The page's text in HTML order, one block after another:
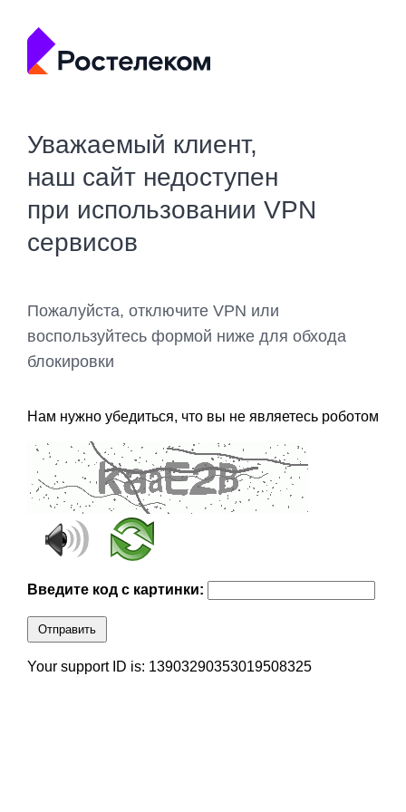
Уважаемый клиент,
наш сайт недоступен
при использовании VPN
сервисов
Пожалуйста, отключите VPN или
воспользуйтесь формой ниже для обхода
блокировки
Нам нужно убедиться, что вы не являетесь роботом
Введите код с картинки:
Отправить
Your support ID is: 13903290353019508325